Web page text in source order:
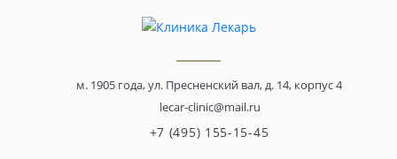
м. 1905 года, ул. Пресненский вал, д. 14, корпус 4
lecar-clinic@mail.ru
+7 (495) 155-15-45